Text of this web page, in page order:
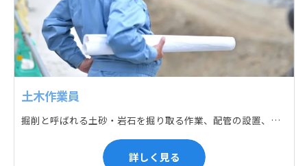
土木作業員
掘削と呼ばれる土砂・岩石を掘り取る作業、配管の設置、埋戻しの順に手作業と機械作業の併用をして行います。また、作業に使用する管材料の運搬作業も、機械と手作業にて行っています。
詳しく見る